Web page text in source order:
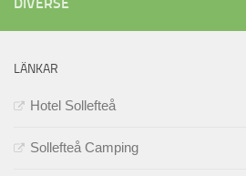
LÄNKAR
Hotel Sollefteå
Sollefteå Camping